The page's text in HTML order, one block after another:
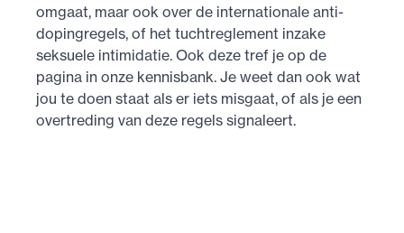
omgaat, maar ook over de internationale anti-
dopingregels, of het tuchtreglement inzake
seksuele intimidatie. Ook deze tref je op de
pagina in onze kennisbank. Je weet dan ook wat
jou te doen staat als er iets misgaat, of als je een
overtreding van deze regels signaleert.